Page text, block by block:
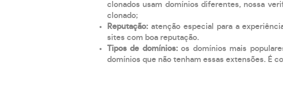
clonados usam domínios diferentes, nossa
clonado;
Reputação: atenção especial para a
sites com boa reputação.
Tipos de domínios:os domínios mais
domínios que não tenham essas extensões. É